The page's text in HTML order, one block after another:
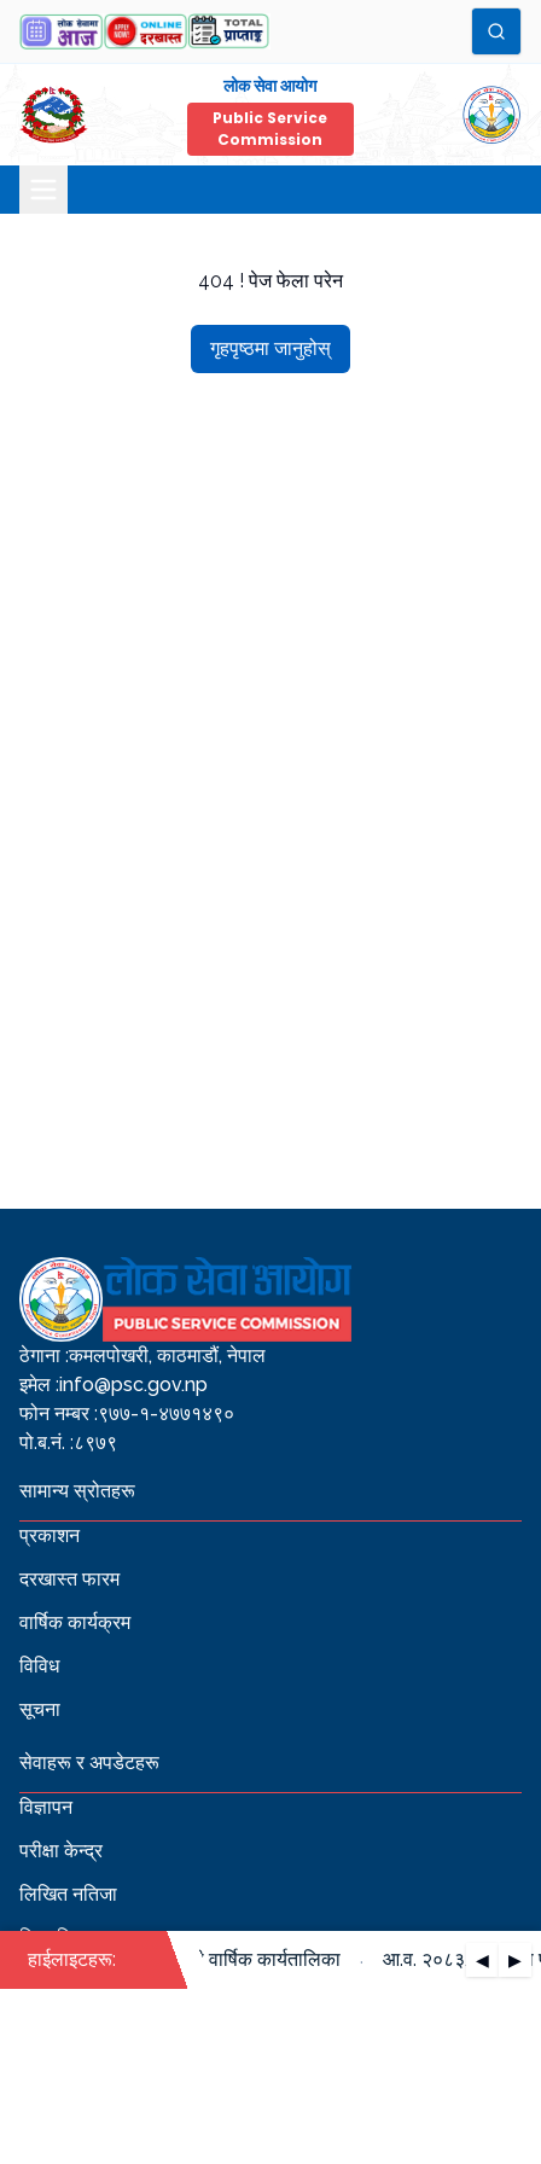
लोक सेवा आयोग
Public Service
Commission
404 ! पेज फेला परेन
गृहपृष्ठमा जानुहोस्
ठेगाना :कमलपोखरी, काठमाडौं, नेपाल
इमेल :info@psc.gov.np
फोन नम्बर :९७७-१-४७७१४९०
पो.ब.नं. :८९७९
सामान्य स्रोतहरू
प्रकाशन
दरखास्त फारम
वार्षिक कार्यक्रम
विविध
सूचना
सेवाहरू र अपडेटहरू
विज्ञापन
परीक्षा केन्द्र
लिखित नतिजा
सिफारिस
हाईलाइटहरू: ◀ ▶
०८४ को पदपूर्ति सम्बन्धी वार्षिक कार्यतालिका आ.व. २०८३/०८४ को